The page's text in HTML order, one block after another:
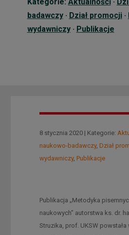
Kategorie: Aktualności·
badawczy· Dział promocji·
wydawniczy· Publikacje
8 stycznia 2020 | Kategorie:
naukowo-badawczy, Dział
wydawniczy, Publikacje
Publikacja „Metodyka
naukowych” autorstwa ks. dr.
Struzika, prof. UKSW powstała